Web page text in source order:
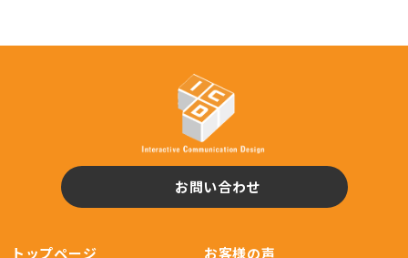
お問い合わせ
トップページ お客様の声